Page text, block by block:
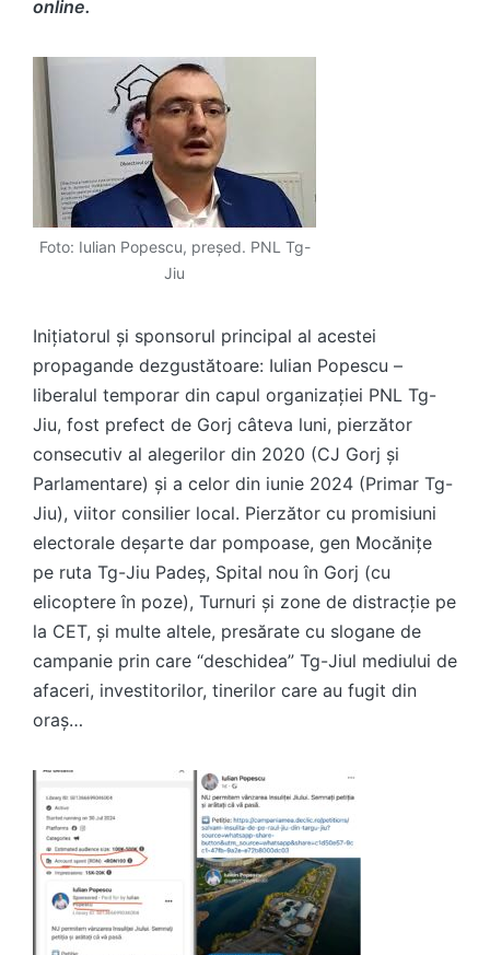
online.
Foto: Iulian Popescu, președ. PNL Tg-
Jiu
Inițiatorul și sponsorul principal al acestei
propagande dezgustătoare: Iulian Popescu –
liberalul temporar din capul organizației PNL Tg-
Jiu, fost prefect de Gorj câteva luni, pierzător
consecutiv al alegerilor din 2020 (CJ Gorj și
Parlamentare) și a celor din iunie 2024 (Primar Tg-
Jiu), viitor consilier local. Pierzător cu promisiuni
electorale deșarte dar pompoase, gen Mocănițe
pe ruta Tg-Jiu Padeș, Spital nou în Gorj (cu
elicoptere în poze), Turnuri și zone de distracție pe
la CET, și multe altele, presărate cu slogane de
campanie prin care “deschidea” Tg-Jiul mediului de
afaceri, investitorilor, tinerilor care au fugit din
oraș…